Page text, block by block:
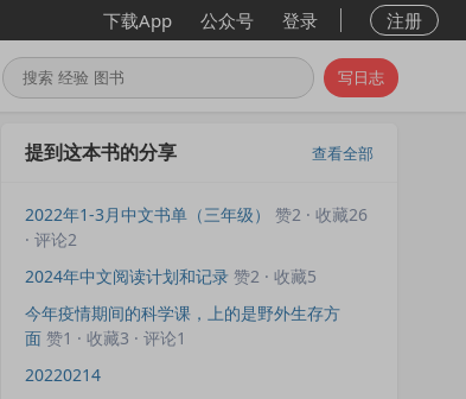
下载App 公众号 登录 注册
写日志
提到这本书的分享 查看全部
2022年1-3月中文书单（三年级）
赞2 · 收藏26
· 评论2
2024年中文阅读计划和记录 赞2 · 收藏5
今年疫情期间的科学课，上的是野外生存方
面 赞1 · 收藏3 · 评论1
20220214